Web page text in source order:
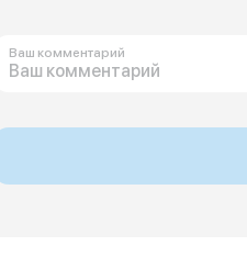
Ваш комментарий